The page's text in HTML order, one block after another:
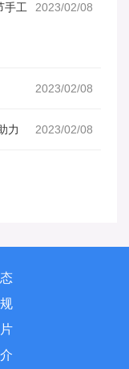
2023/02/08
手工
2023/02/08
2023/02/08
力